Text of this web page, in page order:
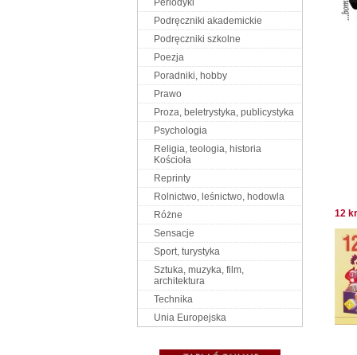
Periodyki
Podręczniki akademickie
Podręczniki szkolne
Poezja
Poradniki, hobby
Prawo
Proza, beletrystyka, publicystyka
Psychologia
Religia, teologia, historia
Kościoła
Reprinty
Rolnictwo, leśnictwo, hodowla
Różne
Sensacje
Sport, turystyka
Sztuka, muzyka, film,
architektura
Technika
Unia Europejska
12